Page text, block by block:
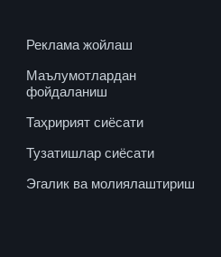
Реклама жойлаш
Маълумотлардан
фойдаланиш
Таҳририят сиёсати
Тузатишлар сиёсати
Эгалик ва молиялаштириш